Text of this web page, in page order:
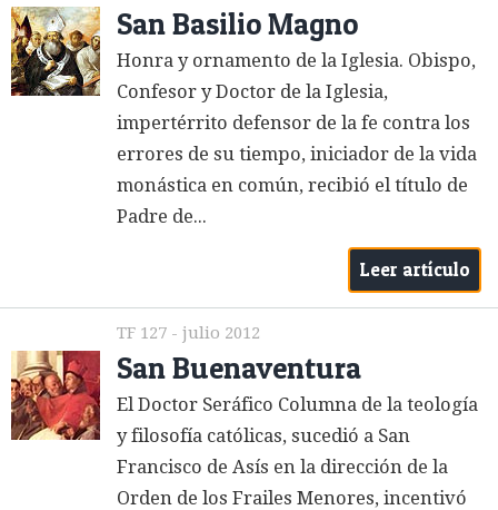
San Basilio Magno
Honra y ornamento de la Iglesia. Obispo,
Confesor y Doctor de la Iglesia,
impertérrito defensor de la fe contra los
errores de su tiempo, iniciador de la vida
monástica en común, recibió el título de
Padre de...
Leer artículo
TF 127 - julio 2012
San Buenaventura
El Doctor Seráfico Columna de la teología
y filosofía católicas, sucedió a San
Francisco de Asís en la dirección de la
Orden de los Frailes Menores, incentivó